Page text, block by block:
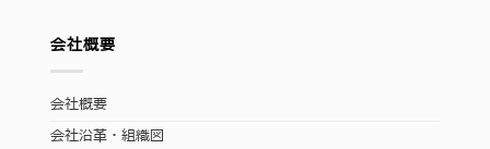
会社概要
会社概要
会社沿革・組織図